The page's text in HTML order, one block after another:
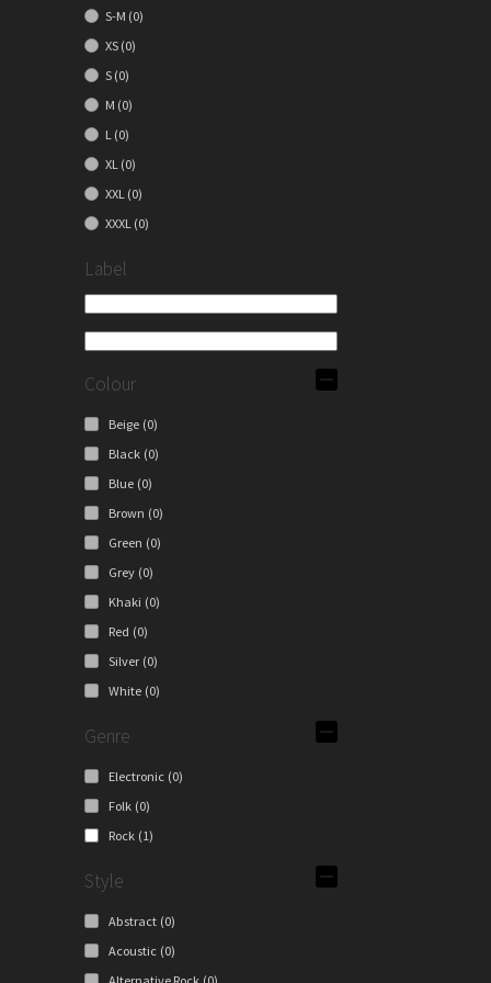
S-M (0)
XS (0)
S (0)
M (0)
L (0)
XL (0)
XXL (0)
XXXL (0)
Label
Colour
Beige (0)
Black (0)
Blue (0)
Brown (0)
Green (0)
Grey (0)
Khaki (0)
Red (0)
Silver (0)
White (0)
Genre
Electronic (0)
Folk (0)
Rock (1)
Style
Abstract (0)
Acoustic (0)